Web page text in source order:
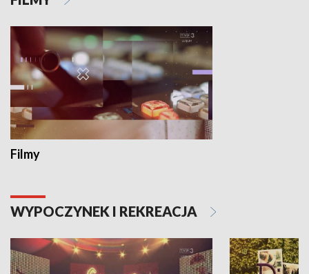
Filmy
WYPOCZYNEK I REKREACJA